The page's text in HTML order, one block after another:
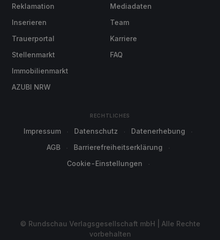
Reklamation
Inserieren
Trauerportal
Stellenmarkt
Immobilienmarkt
AZUBI NRW
Mediadaten
Team
Karriere
FAQ
RECHTLICHES
Impressum Datenschutz
Datenerhebung
AGB
Barrierefreiheitserklärung
Cookie-Einstellungen
© Rundschau Verlagsgesellschaft mbH | Alle Rechte
vorbehalten